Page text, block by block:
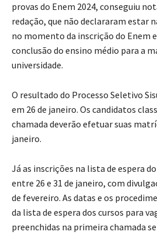
provas do Enem 2024, conseguiu
redação, que não declararam estar
no momento da inscrição do Enem
conclusão do ensino médio para a
universidade.
O resultado do Processo Seletivo
em 26 de janeiro. Os candidatos
chamada deverão efetuar suas
janeiro.
Já as inscrições na lista de espera
entre 26 e 31 de janeiro, com
de fevereiro. As datas e os
da lista de espera dos cursos para
preenchidas na primeira chamada